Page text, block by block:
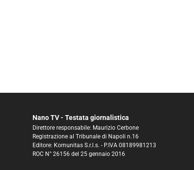
Nano TV - Testata giornalistica
Direttore responsabile: Maurizio Cerbone
Registrazione al Tribunale di Napoli n.16
Editore: Komunitas S.r.l.s. - P.IVA 08189981213
ROC N° 26156 del 25 gennaio 2016